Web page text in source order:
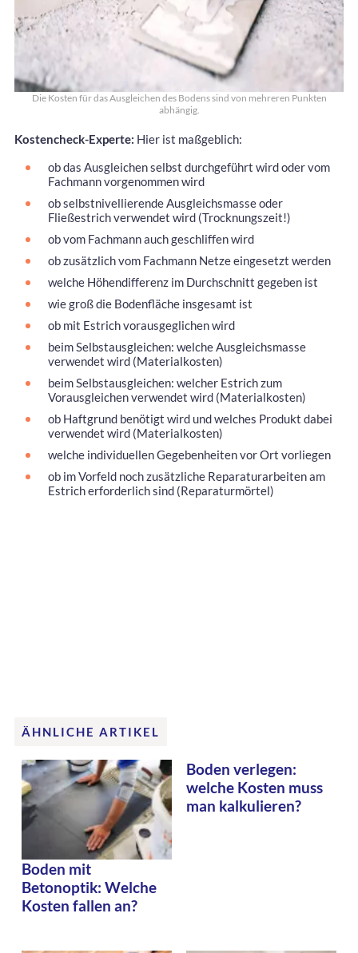
Die Kosten für das Ausgleichen des Bodens sind von mehreren Punkten
abhängig.
Kostencheck-Experte: Hier ist maßgeblich:
ob das Ausgleichen selbst durchgeführt wird oder vom
Fachmann vorgenommen wird
ob selbstnivellierende Ausgleichsmasse oder
Fließestrich verwendet wird (Trocknungszeit!)
ob vom Fachmann auch geschliffen wird
ob zusätzlich vom Fachmann Netze eingesetzt werden
welche Höhendifferenz im Durchschnitt gegeben ist
wie groß die Bodenfläche insgesamt ist
ob mit Estrich vorausgeglichen wird
beim Selbstausgleichen: welche Ausgleichsmasse
verwendet wird (Materialkosten)
beim Selbstausgleichen: welcher Estrich zum
Vorausgleichen verwendet wird (Materialkosten)
ob Haftgrund benötigt wird und welches Produkt dabei
verwendet wird (Materialkosten)
welche individuellen Gegebenheiten vor Ort vorliegen
ob im Vorfeld noch zusätzliche Reparaturarbeiten am
Estrich erforderlich sind (Reparaturmörtel)
ÄHNLICHE ARTIKEL
Boden mit
Betonoptik: Welche
Kosten fallen an?
Boden verlegen:
welche Kosten muss
man kalkulieren?